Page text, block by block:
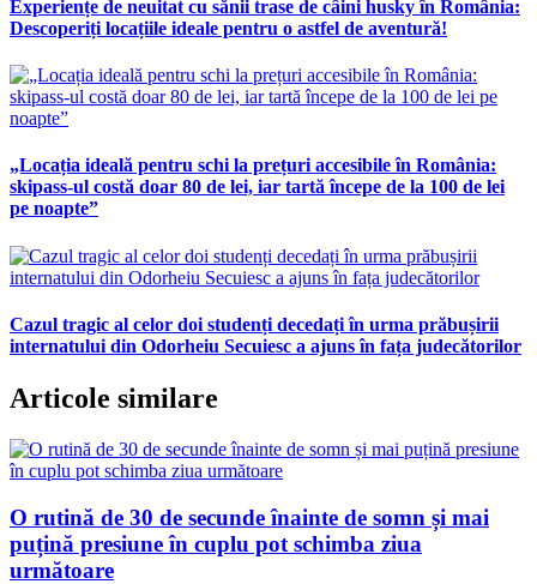
Experiențe de neuitat cu sănii trase de câini husky în România:
Descoperiți locațiile ideale pentru o astfel de aventură!
„Locația ideală pentru schi la prețuri accesibile în România:
skipass-ul costă doar 80 de lei, iar tartă începe de la 100 de lei
pe noapte”
Cazul tragic al celor doi studenți decedați în urma prăbușirii
internatului din Odorheiu Secuiesc a ajuns în fața judecătorilor
Articole similare
O rutină de 30 de secunde înainte de somn și mai
puțină presiune în cuplu pot schimba ziua
următoare